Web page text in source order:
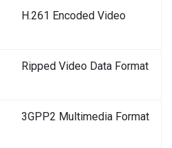
H.261 Encoded Video
Ripped Video Data Format
3GPP2 Multimedia Format